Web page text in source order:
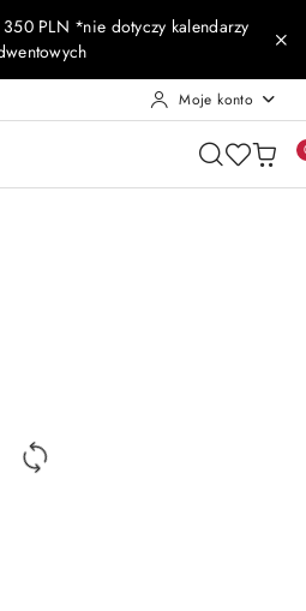
PLN *nie dotyczy kalendarzy
Moje konto